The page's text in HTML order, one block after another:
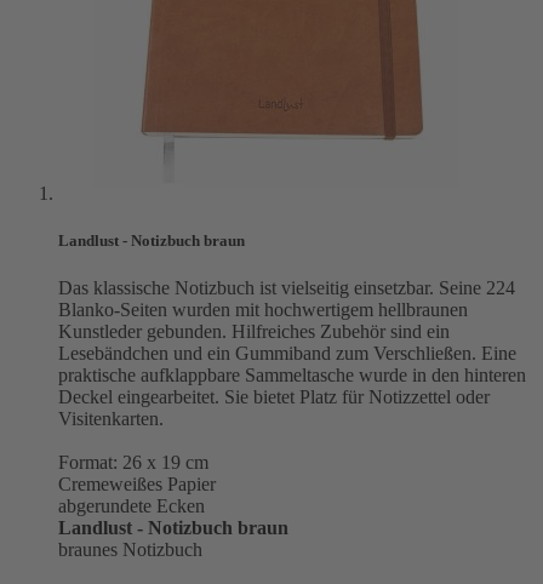
Landlust - Notizbuch braun
Das klassische Notizbuch ist vielseitig einsetzbar. Seine 224
Blanko-Seiten wurden mit hochwertigem hellbraunen
Kunstleder gebunden. Hilfreiches Zubehör sind ein
Lesebändchen und ein Gummiband zum Verschließen. Eine
praktische aufklappbare Sammeltasche wurde in den hinteren
Deckel eingearbeitet. Sie bietet Platz für Notizzettel oder
Visitenkarten.
Format: 26 x 19 cm
Cremeweißes Papier
abgerundete Ecken
Landlust - Notizbuch braun
braunes Notizbuch